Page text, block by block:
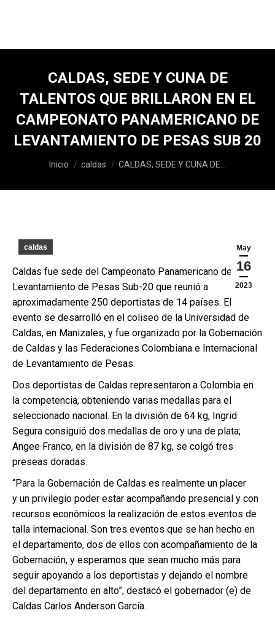
CALDAS, SEDE Y CUNA DE
TALENTOS QUE BRILLARON EN EL
CAMPEONATO PANAMERICANO DE
LEVANTAMIENTO DE PESAS SUB 20
Estás aquí:
Inicio caldas CALDAS, SEDE Y CUNA DE…
May
16
2023
caldas
Caldas fue sede del Campeonato Panamericano de
Levantamiento de Pesas Sub-20 que reunió a
aproximadamente 250 deportistas de 14 países. El
evento se desarrolló en el coliseo de la Universidad de
Caldas, en Manizales, y fue organizado por la Gobernación
de Caldas y las Federaciones Colombiana e Internacional
de Levantamiento de Pesas.
Dos deportistas de Caldas representaron a Colombia en
la competencia, obteniendo varias medallas para el
seleccionado nacional. En la división de 64 kg, Ingrid
Segura consiguió dos medallas de oro y una de plata;
Angee Franco, en la división de 87 kg, se colgó tres
preseas doradas.
“Para la Gobernación de Caldas es realmente un placer
y un privilegio poder estar acompañando presencial y con
recursos económicos la realización de estos eventos de
talla internacional. Son tres eventos que se han hecho en
el departamento, dos de ellos con acompañamiento de la
Gobernación, y esperamos que sean mucho más para
seguir apoyando a los deportistas y dejando el nombre
del departamento en alto”, destacó el gobernador (e) de
Caldas Carlos Anderson García.